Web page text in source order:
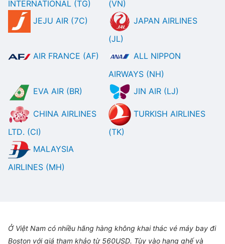
INTERNATIONAL (TG)
(VN)
JEJU AIR (7C)
JAPAN AIRLINES
(JL)
AIR FRANCE (AF)
ALL NIPPON
AIRWAYS (NH)
EVA AIR (BR)
JIN AIR (LJ)
CHINA AIRLINES
LTD. (CI)
TURKISH AIRLINES
(TK)
MALAYSIA
AIRLINES (MH)
Ở Việt Nam có nhiều hãng hàng không khai thác vé máy bay đi
Boston với giá tham khảo từ 560USD. Tùy vào hạng ghế và